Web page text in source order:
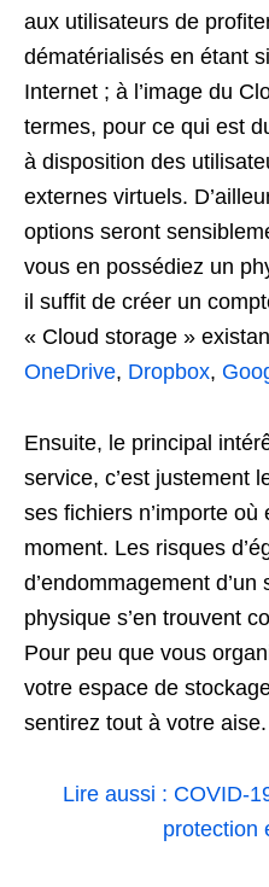
aux utilisateurs de
dématérialisés en étant
Internet ; à l’image du
termes, pour ce qui est
à disposition des
externes virtuels.
options seront
vous en possédiez un
il suffit de créer un
« Cloud storage »
OneDrive, Dropbox,
Ensuite, le principal
service, c’est justement
ses fichiers n’importe où
moment. Les risques
d’endommagement
physique s’en trouvent
Pour peu que vous
votre espace de
sentirez tout à votre aise.
Lire aussi : COVID-
protection